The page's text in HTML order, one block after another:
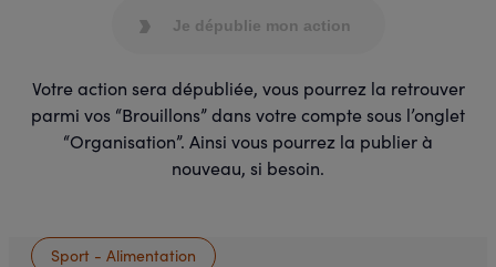
Je dépublie mon action
Votre action sera dépubliée, vous pourrez la retrouver
parmi vos “Brouillons” dans votre compte sous l’onglet
“Organisation”. Ainsi vous pourrez la publier à
nouveau, si besoin.
Sport - Alimentation